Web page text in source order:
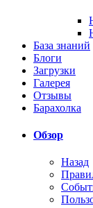
База знаний
Блоги
Загрузки
Галерея
Отзывы
Барахолка
Обзор
Назад